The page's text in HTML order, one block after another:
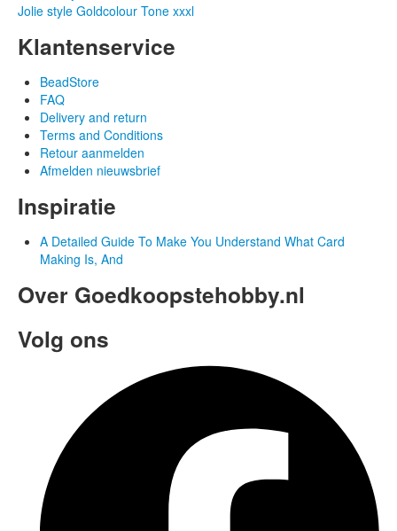
Jolie style Goldcolour Tone xxxl
Klantenservice
BeadStore
FAQ
Delivery and return
Terms and Conditions
Retour aanmelden
Afmelden nieuwsbrief
Inspiratie
A Detailed Guide To Make You Understand What Card
Making Is, And
Over Goedkoopstehobby.nl
Volg ons